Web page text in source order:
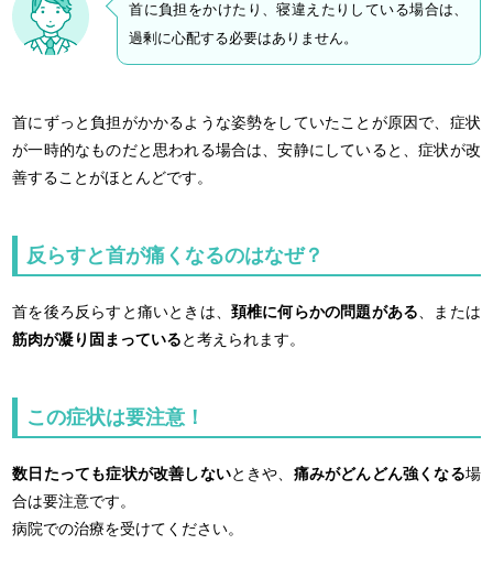
首に負担をかけたり、寝違えたりしている場合は、
過剰に心配する必要はありません。
首にずっと負担がかかるような姿勢をしていたことが原因で、症状
が一時的なものだと思われる場合は、安静にしていると、症状が改
善することがほとんどです。
反らすと首が痛くなるのはなぜ？
首を後ろ反らすと痛いときは、 頚椎に何らかの問題がある、または
筋肉が凝り固まっていると考えられます。
この症状は要注意！
数日たっても症状が改善しないときや、 痛みがどんどん強くなる場
合は要注意です。
病院での治療を受けてください。